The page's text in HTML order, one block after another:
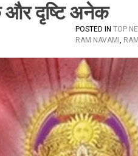
और दृष्टि अनेक
POSTED IN TOP
RAM NAVAMI ,